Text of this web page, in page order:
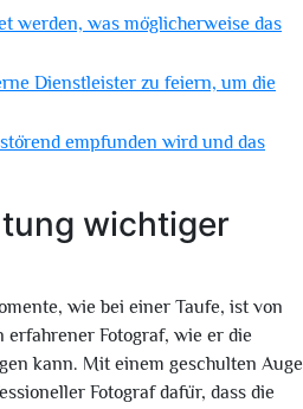
werden, was möglicherweise das
Dienstleister zu feiern, um die
empfunden wird und das
wichtiger
wie bei einer Taufe, ist von
erfahrener Fotograf, wie er die
kann. Mit einem geschulten Auge
Fotograf dafür, dass die